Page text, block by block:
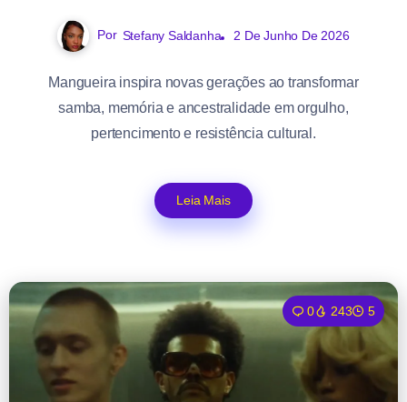
Por Stefany Saldanha 2 De Junho De 2026
Mangueira inspira novas gerações ao transformar
samba, memória e ancestralidade em orgulho,
pertencimento e resistência cultural.
Leia Mais
0 243 5